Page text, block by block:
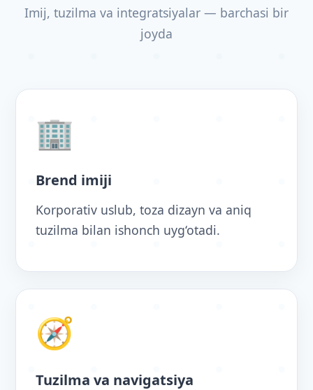
Imij, tuzilma va integratsiyalar — barchasi bir
joyda
🏢
Brend imiji
Korporativ uslub, toza dizayn va aniq
tuzilma bilan ishonch uyg‘otadi.
🧭
Tuzilma va navigatsiya